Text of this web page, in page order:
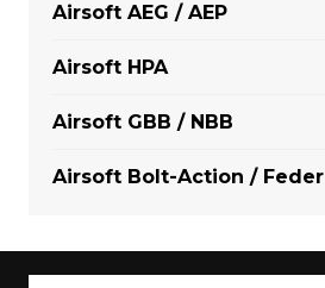
Airsoft AEG / AEP
Airsoft HPA
Airsoft GBB / NBB
Airsoft Bolt-Action / Feder